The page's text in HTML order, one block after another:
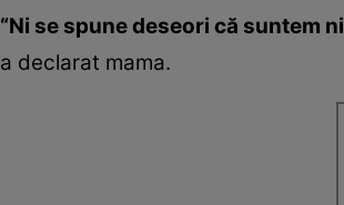
“Ni se spune deseori că suntem
a declarat mama.